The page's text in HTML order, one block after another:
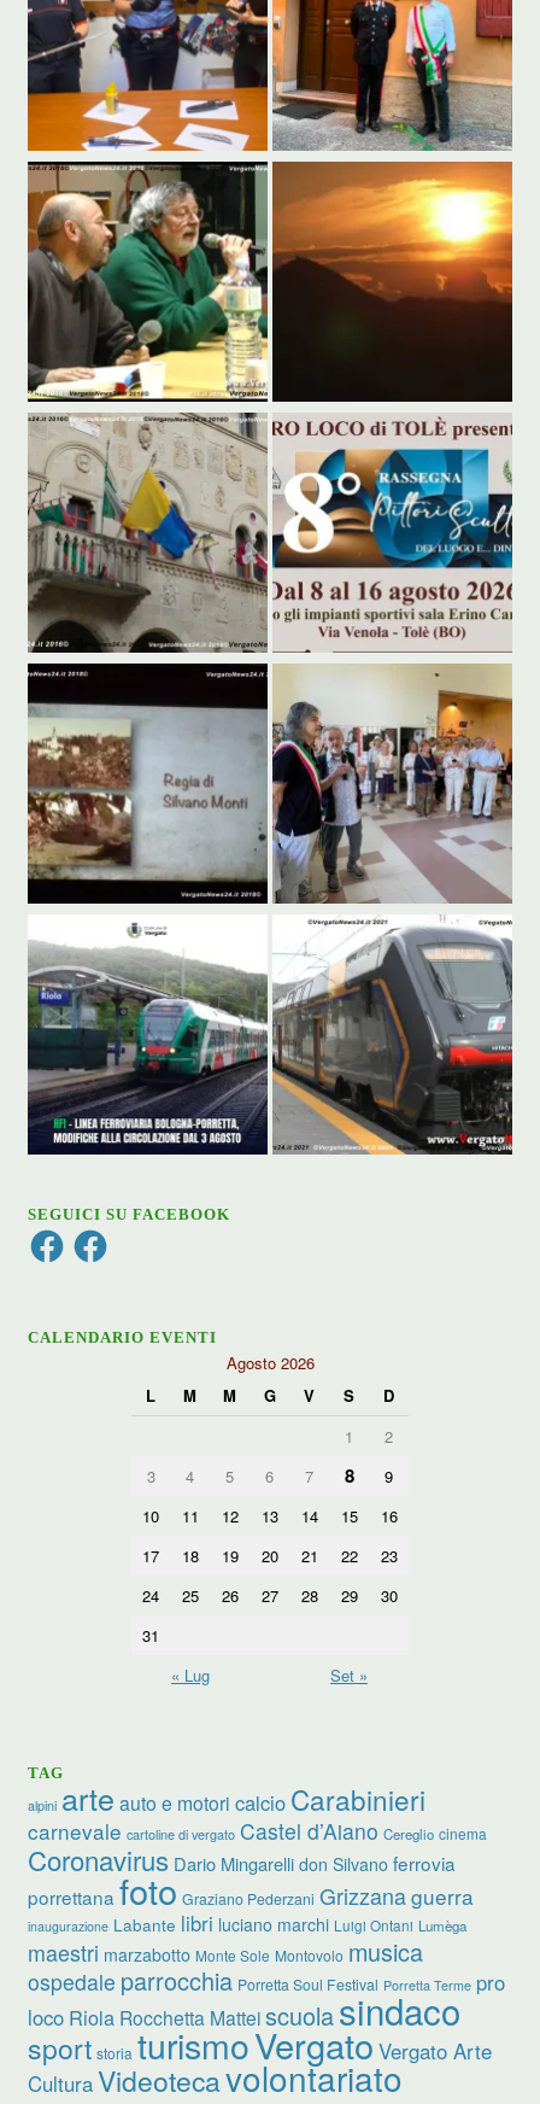
SEGUICI SU FACEBOOK
FacebookFacebook
CALENDARIO EVENTI
Agosto 2026
L
M M G V S
D
1
2
3
4 5 6 7 8
9
10
11 12 13 14 15
16
17
18 19 20 21 22
23
24
25 26 27 28 29
30
31
« Lug
Set »
TAG
alpini arte auto e motori calcio Carabinieri
carnevale cartoline di vergato Castel d’Aiano Cereglio cinema
Coronavirus Dario Mingarelli don Silvano ferrovia
porrettana foto Graziano Pederzani Grizzanaguerra
inaugurazione Labante libri luciano marchi Luigi Ontani Lumèga
maestri marzabotto Monte Sole Montovolo musica
ospedale parrocchia Porretta Soul Festival Porretta Terme pro
loco Riola Rocchetta Matteiscuolasindaco
sport storia turismoVergato Vergato Arte
CulturaVideotecavolontariato